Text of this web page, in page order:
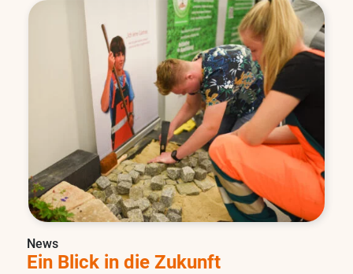
News
Ein Blick in die Zukunft